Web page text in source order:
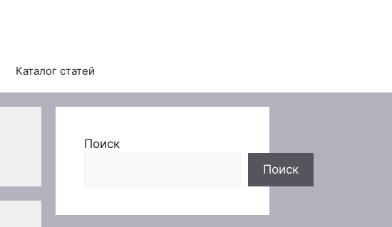
Каталог статей
Поиск
Поиск